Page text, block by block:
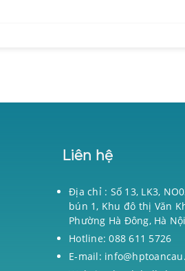
Liên hệ
Địa chỉ : Số 13, LK3,
bún 1, Khu đô thị Văn
Phường Hà Đông, Hà Nội
Hotline: 088 611 5726
E-mail: